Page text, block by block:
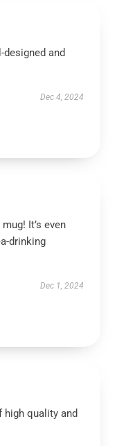
and
Dec 4, 2024
It’s even
drinking
Dec 1, 2024
high quality and